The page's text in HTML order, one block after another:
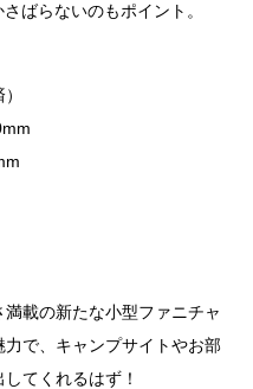
ばらないのもポイント。
載の新たな小型ファニチャ
で、キャンプサイトやお部
てくれるはず！